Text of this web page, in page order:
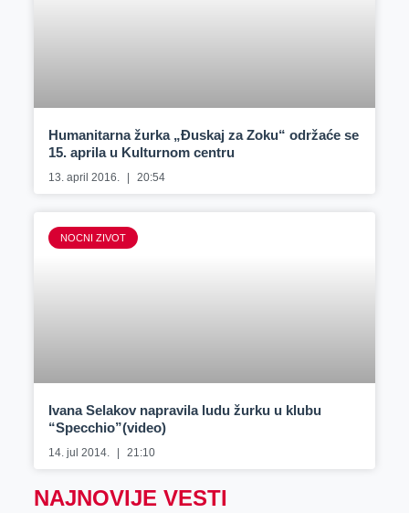
Humanitarna žurka „Đuskaj za Zoku“ održaće se
15. aprila u Kulturnom centru
13. april 2016. 20:54
NOCNI ZIVOT
Ivana Selakov napravila ludu žurku u klubu
“Specchio”(video)
14. jul 2014. 21:10
NAJNOVIJE VESTI